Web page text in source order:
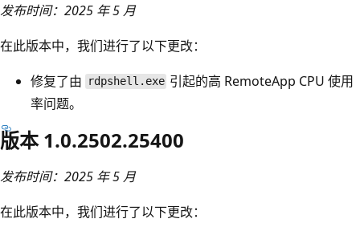
发布时间：2025 年 5 月
在此版本中，我们进行了以下更改：
修复了由
rdpshell.exe 引起的高 RemoteApp CPU 使用
率问题。
版本 1.0.2502.25400
发布时间：2025 年 5 月
在此版本中，我们进行了以下更改：